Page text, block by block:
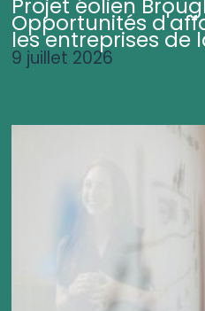
Projet éolien
Opportunités
les entreprises de
9 juillet 2026